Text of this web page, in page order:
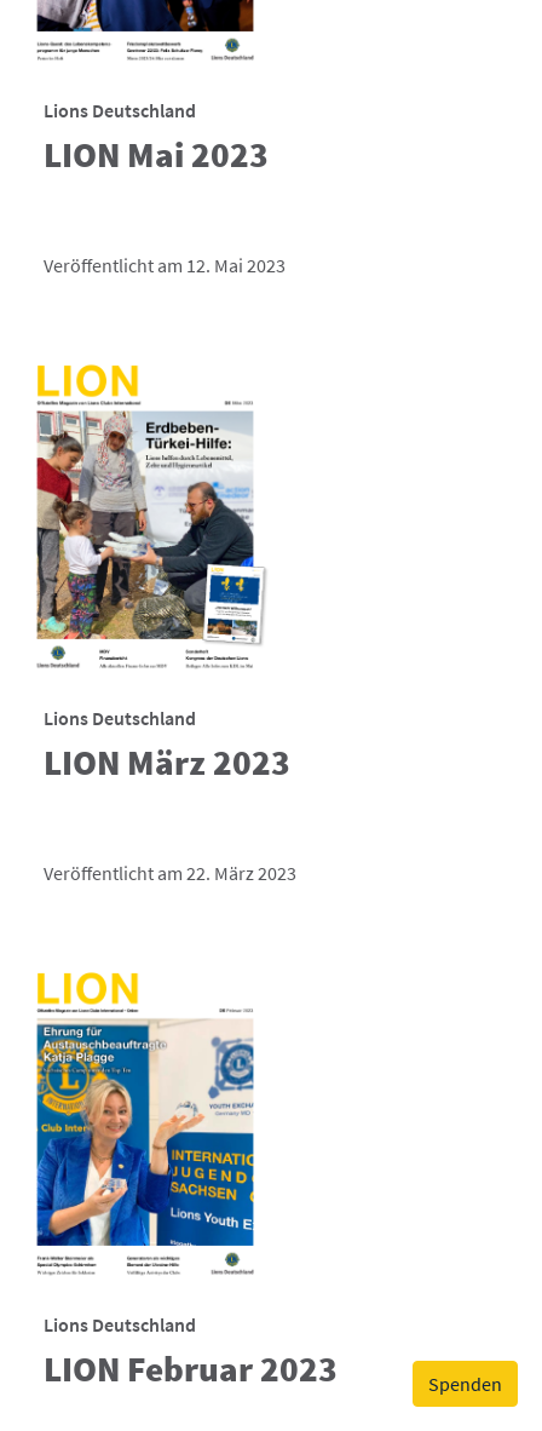
Spenden
Lions Deutschland
LION Mai 2023
Veröffentlicht am 12. Mai 2023
Lions Deutschland
LION März 2023
Veröffentlicht am 22. März 2023
Lions Deutschland
LION Februar 2023